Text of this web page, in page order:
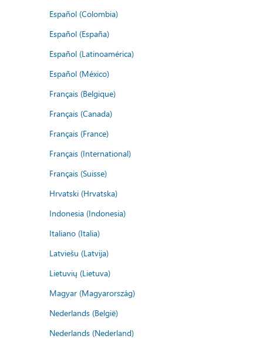
Español (Colombia)
Español (España)
Español (Latinoamérica)
Español (México)
Français (Belgique)
Français (Canada)
Français (France)
Français (International)
Français (Suisse)
Hrvatski (Hrvatska)
Indonesia (Indonesia)
Italiano (Italia)
Latviešu (Latvija)
Lietuvių (Lietuva)
Magyar (Magyarország)
Nederlands (België)
Nederlands (Nederland)